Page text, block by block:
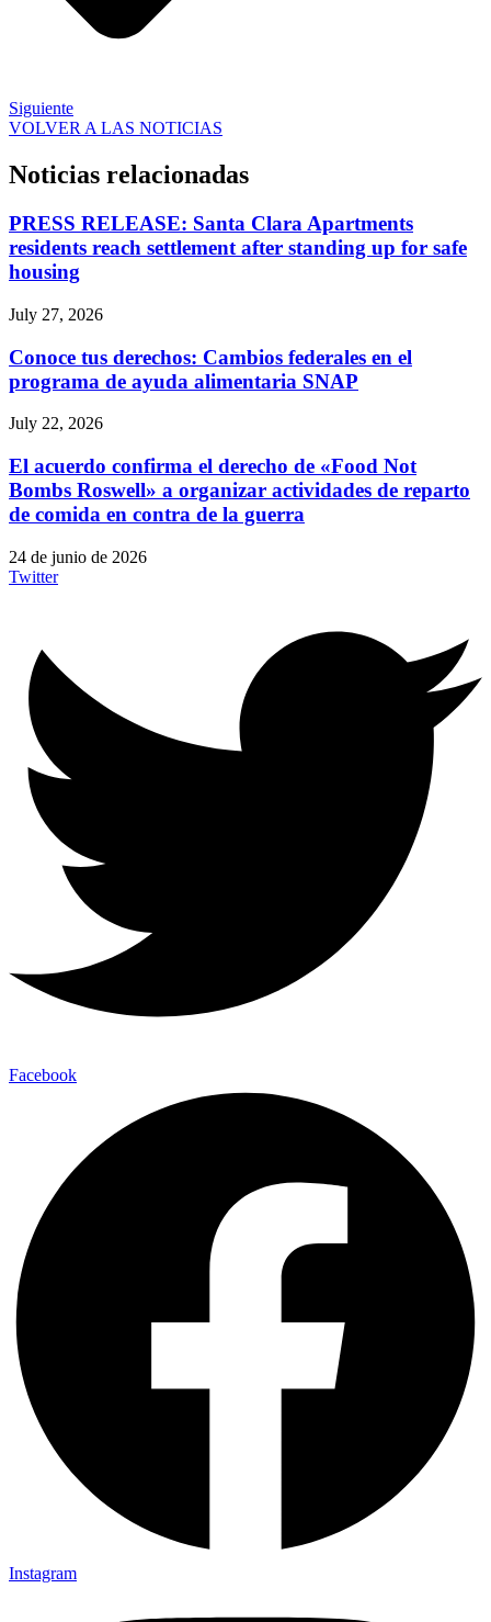
Siguiente
VOLVER A LAS NOTICIAS
Noticias relacionadas
PRESS RELEASE: Santa Clara Apartments
residents reach settlement after standing up for safe
housing
July 27, 2026
Conoce tus derechos: Cambios federales en el
programa de ayuda alimentaria SNAP
July 22, 2026
El acuerdo confirma el derecho de «Food Not
Bombs Roswell» a organizar actividades de reparto
de comida en contra de la guerra
24 de junio de 2026
Twitter
Facebook
Instagram